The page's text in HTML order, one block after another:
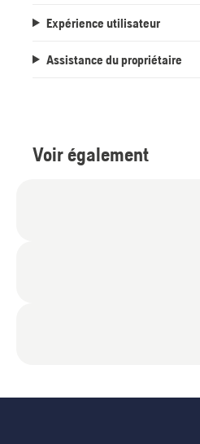
Expérience utilisateur
Assistance du propriétaire
Voir également